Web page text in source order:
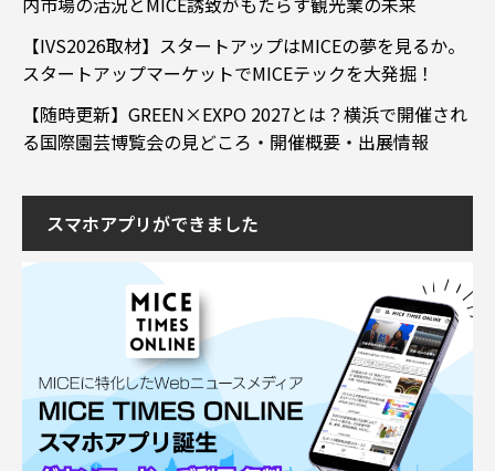
【IVS2026取材】スタートアップはMICEの夢を見るか。
スタートアップマーケットでMICEテックを大発掘！
【随時更新】GREEN×EXPO 2027とは？横浜で開催され
る国際園芸博覧会の見どころ・開催概要・出展情報
スマホアプリができました